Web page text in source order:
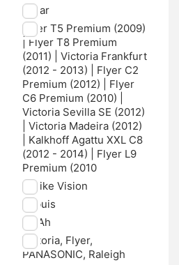
2 jaar
Flyer T5 Premium (2009)
| Flyer T8 Premium
(2011) | Victoria Frankfurt
(2012 - 2013) | Flyer C2
Premium (2012) | Flyer
C6 Premium (2010) |
Victoria Sevilla SE (2012)
| Victoria Madeira (2012)
| Kalkhoff Agattu XXL C8
(2012 - 2014) | Flyer L9
Premium (2010
E-bike Vision
Zitbuis
20 Ah
Victoria, Flyer,
PANASONIC, Raleigh